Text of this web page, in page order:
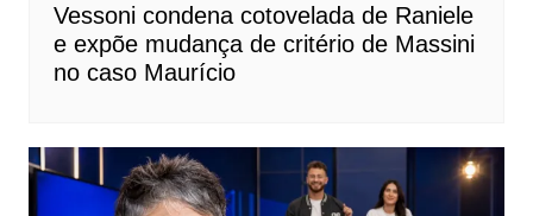
Vessoni condena cotovelada de Raniele
e expõe mudança de critério de Massini
no caso Maurício